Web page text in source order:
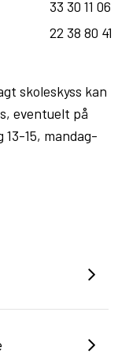
33 30 11 06
22 38 80 41
skoleskyss kan
eventuelt på
13-15, mandag-